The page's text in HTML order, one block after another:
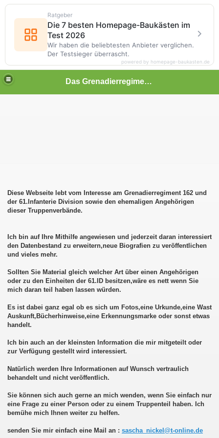
Das Grenadierregiment 162 der 61. Infanterie Division
Diese Webseite lebt vom Interesse am Grenadierregiment 162 und
der 61.Infanterie Division sowie den ehemaligen Angehörigen
dieser Truppenverbände.
Ich bin auf Ihre Mithilfe angewiesen und jederzeit daran interessiert
den Datenbestand zu erweitern,neue Biografien zu veröffentlichen
und vieles mehr.
Sollten Sie Material gleich welcher Art über einen Angehörigen
oder zu den Einheiten der 61.ID besitzen,wäre es nett wenn Sie
mich daran teil haben lassen würden.
Es ist dabei ganz egal ob es sich um Fotos,eine Urkunde,eine Wast
Auskunft,Bücherhinweise,eine Erkennungsmarke oder sonst etwas
handelt.
Ich bin auch an der kleinsten Information die mir mitgeteilt oder
zur Verfügung gestellt wird interessiert.
Natürlich werden Ihre Informationen auf Wunsch vertraulich
behandelt und nicht veröffentlich.
Sie können sich auch gerne an mich wenden, wenn Sie einfach nur
eine Frage zu einer Person oder zu einem Truppenteil haben. Ich
bemühe mich Ihnen weiter zu helfen.
senden Sie mir einfach eine Mail an : sascha_nickel@t-online.de
Ratgeber
Die 7 besten Homepage-Baukästen im
Test 2026
Wir haben die beliebtesten Anbieter verglichen.
Der Testsieger überrascht.
powered by homepage-baukasten.de